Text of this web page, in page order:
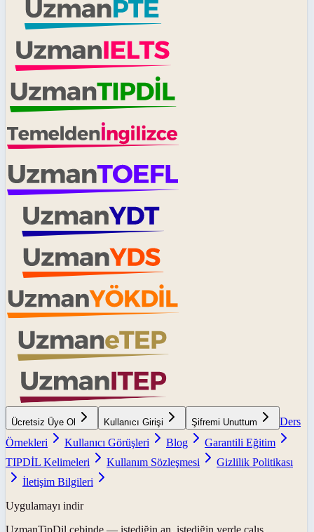
Ücretsiz Üye Ol Kullanıcı Girişi Şifremi Unuttum
Ders
Örnekleri
Kullanıcı Görüşleri Blog
Garantili Eğitim
TIPDİL Kelimeleri
Kullanım Sözleşmesi
Gizlilik Politikası
İletişim Bilgileri
Uygulamayı indir
UzmanTipDil cebinde — istediğin an, istediğin yerde çalış.